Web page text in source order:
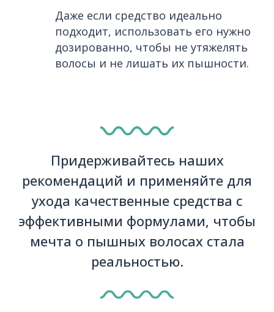
Даже если средство идеально
подходит, использовать его нужно
дозированно, чтобы не утяжелять
волосы и не лишать их пышности.
Придерживайтесь наших
рекомендаций и применяйте для
ухода качественные средства с
эффективными формулами, чтобы
мечта о пышных волосах стала
реальностью.